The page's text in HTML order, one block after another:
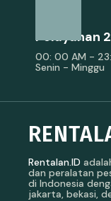
Pelayanan
00: 00 AM -
Senin - Minggu
Rentalan.ID
dan peralatan
di Indonesia
jakarta, bekasi,